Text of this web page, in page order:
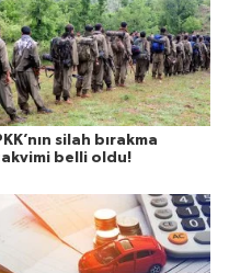
silah bırakma
belli oldu!